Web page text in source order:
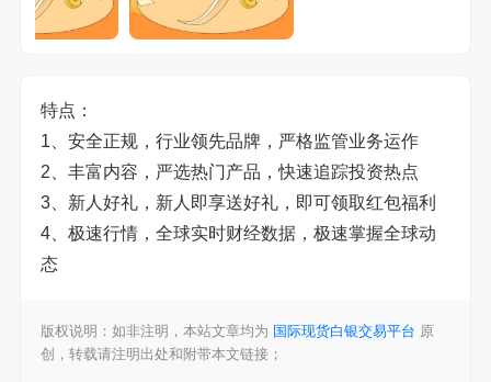
特点：
1、 安全正规，行业领先品牌，严格监管业务运作
2、丰富内容，严选热门产品，快速追踪投资热点
3、新人好礼，新人即享送好礼，即可领取红包福利
4、 极速行情，全球实时财经数据，极速掌握全球动
态
版权说明：如非注明，本站文章均为 国际现货白银交易平台 原
创，转载请注明出处和附带本文链接；